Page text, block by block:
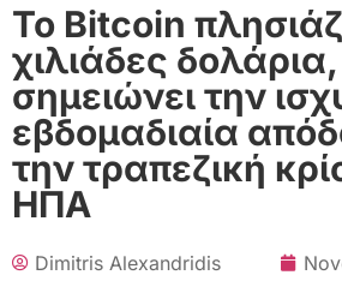
Το Bitcoin
χιλιάδες δολάρια,
σημειώνει την
εβδομαδιαία
την τραπεζική
ΗΠΑ
Dimitris Alexandridis